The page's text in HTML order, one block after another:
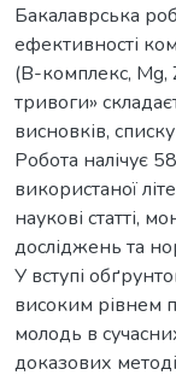
Бакалаврська
ефективності
(В-комплекс, Mg,
тривоги»
висновків,
Робота налічує
використаної
наукові статті,
досліджень та
У вступі
високим рівнем
молодь в
доказових